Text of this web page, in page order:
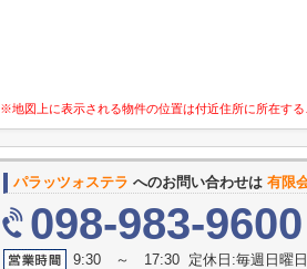
※地図上に表示される物件の位置は付近住所に所在す
パラッツォステラ へのお問い合わせは 有限
098-983-9600
9:30 ～ 17:30 定休日:毎週日曜日